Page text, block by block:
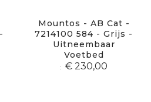
Mountos - AB Cat -
7214100 584 - Grijs -
Uitneembaar
Voetbed
€ 230,00